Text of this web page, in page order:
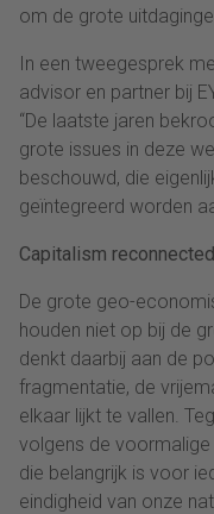
om de grote
In een tweegesprek
advisor en partner bij
“De laatste jaren
grote issues in deze
beschouwd, die
geïntegreerd worden
Capitalism reconnected
De grote geo-
houden niet op bij de
denkt daarbij aan de
fragmentatie, de
elkaar lijkt te vallen.
volgens de
die belangrijk is voor
eindigheid van onze